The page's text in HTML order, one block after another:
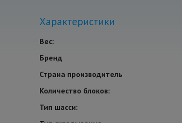
Характеристики
Вес:
Бренд
Страна производитель
Количество блоков:
Тип шасси: